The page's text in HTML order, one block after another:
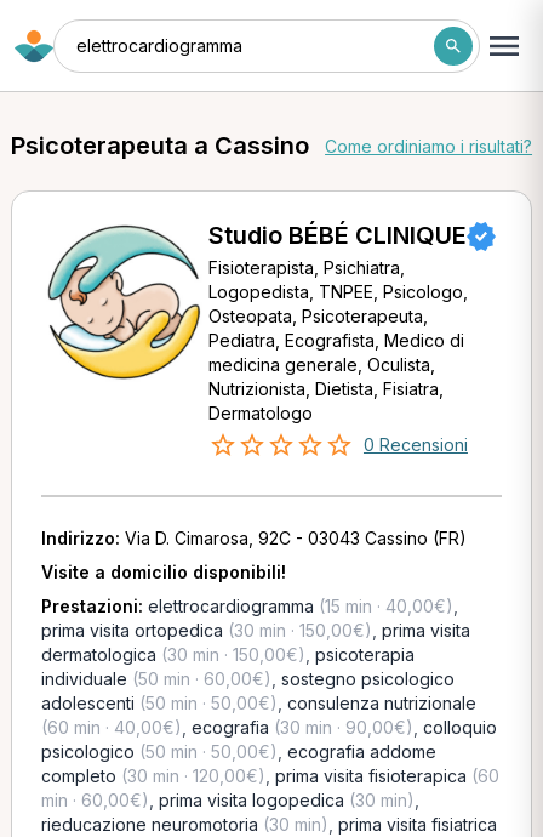
elettrocardiogramma
Psicoterapeuta a Cassino Come ordiniamo i risultati?
Studio BÉBÉ CLINIQUE
Fisioterapista, Psichiatra,
Logopedista, TNPEE, Psicologo,
Osteopata, Psicoterapeuta,
Pediatra, Ecografista, Medico di
medicina generale, Oculista,
Nutrizionista, Dietista, Fisiatra,
Dermatologo
0 Recensioni
Indirizzo: Via D. Cimarosa, 92C - 03043 Cassino (FR)
Visite a domicilio disponibili!
Prestazioni: elettrocardiogramma (15 min · 40,00€)
prima visita ortopedica (30 min · 150,00€) prima visita
dermatologica (30 min · 150,00€) psicoterapia
individuale (50 min · 60,00€) sostegno psicologico
adolescenti (50 min · 50,00€) consulenza nutrizionale
(60 min · 40,00€) ecografia (30 min · 90,00€) colloquio
psicologico (50 min · 50,00€) ecografia addome
completo (30 min · 120,00€) prima visita fisioterapica (60
min · 60,00€) prima visita logopedica (30 min)
rieducazione neuromotoria (30 min) prima visita fisiatrica